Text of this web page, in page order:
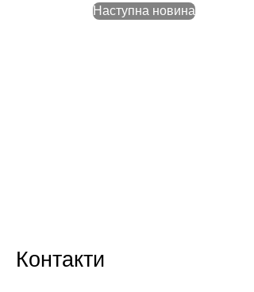
Наступна новина
Контакти